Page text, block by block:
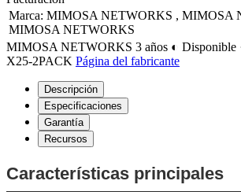
Marca: MIMOSA NETWORKS , MIMOSA
MIMOSA NETWORKS
MIMOSA NETWORKS 3 años ◐ Disponible
X25-2PACK Página del fabricante
Descripción
Especificaciones
Garantía
Recursos
Características principales